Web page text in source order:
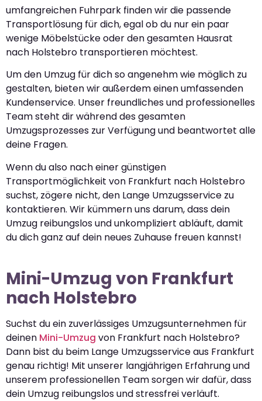
umfangreichen Fuhrpark finden wir die passende
Transportlösung für dich, egal ob du nur ein paar
wenige Möbelstücke oder den gesamten Hausrat
nach Holstebro transportieren möchtest.
Um den Umzug für dich so angenehm wie möglich zu
gestalten, bieten wir außerdem einen umfassenden
Kundenservice. Unser freundliches und professionelles
Team steht dir während des gesamten
Umzugsprozesses zur Verfügung und beantwortet alle
deine Fragen.
Wenn du also nach einer günstigen
Transportmöglichkeit von Frankfurt nach Holstebro
suchst, zögere nicht, den Lange Umzugsservice zu
kontaktieren. Wir kümmern uns darum, dass dein
Umzug reibungslos und unkompliziert abläuft, damit
du dich ganz auf dein neues Zuhause freuen kannst!
Mini-Umzug von Frankfurt
nach Holstebro
Suchst du ein zuverlässiges Umzugsunternehmen für
deinen Mini-Umzug von Frankfurt nach Holstebro?
Dann bist du beim Lange Umzugsservice aus Frankfurt
genau richtig! Mit unserer langjährigen Erfahrung und
unserem professionellen Team sorgen wir dafür, dass
dein Umzug reibungslos und stressfrei verläuft.